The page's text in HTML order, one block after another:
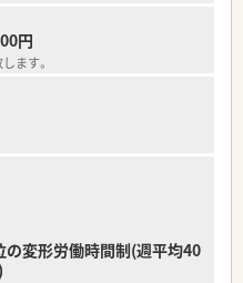
ます。
円
ます。
の変形労働時間制(週平均40